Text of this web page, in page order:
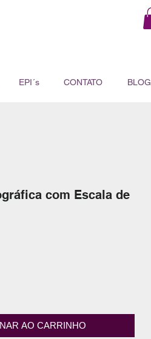
EPI´s CONTATO BLOG
com Escala de
AO CARRINHO